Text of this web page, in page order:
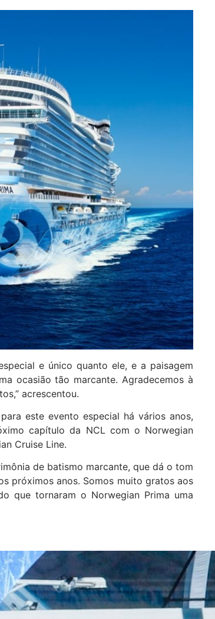
e único quanto ele, e a paisagem
ocasião tão marcante. Agradecemos à
acrescentou.
este evento especial há vários anos,
capítulo da NCL com o Norwegian
Cruise Line.
de batismo marcante, que dá o tom
próximos anos. Somos muito gratos aos
que tornaram o Norwegian Prima uma